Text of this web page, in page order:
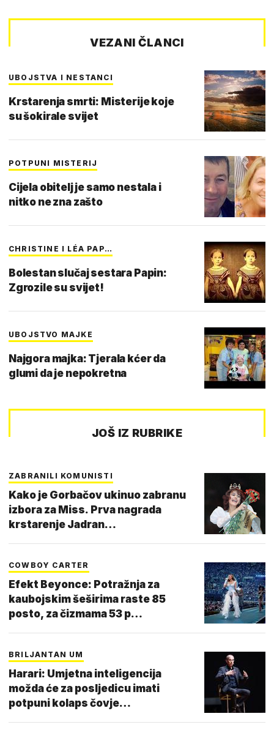
VEZANI ČLANCI
UBOJSTVA I NESTANCI
Krstarenja smrti: Misterije koje
su šokirale svijet
POTPUNI MISTERIJ
Cijela obitelj je samo nestala i
nitko ne zna zašto
CHRISTINE I LÉA PAP…
Bolestan slučaj sestara Papin:
Zgrozile su svijet!
UBOJSTVO MAJKE
Najgora majka: Tjerala kćer da
glumi da je nepokretna
JOŠ IZ RUBRIKE
ZABRANILI KOMUNISTI
Kako je Gorbačov ukinuo zabranu
izbora za Miss. Prva nagrada
krstarenje Jadran…
COWBOY CARTER
Efekt Beyonce: Potražnja za
kaubojskim šeširima raste 85
posto, za čizmama 53 p…
BRILJANTAN UM
Harari: Umjetna inteligencija
možda će za posljedicu imati
potpuni kolaps čovje…